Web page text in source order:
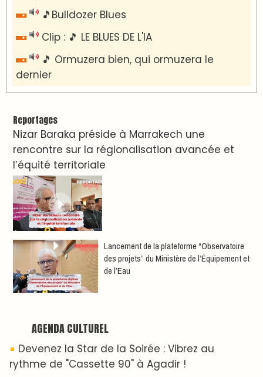
🎵Bulldozer Blues
Clip : 🎵 LE BLUES DE L'IA
🎵 Ormuzera bien, qui ormuzera le
dernier
Reportages
Nizar Baraka préside à Marrakech une
rencontre sur la régionalisation avancée et
l’équité territoriale
​Lancement de la plateforme “Observatoire
des projets” du Ministère de l’Équipement et
de l’Eau
AGENDA CULTUREL
Devenez la Star de la Soirée : Vibrez au
rythme de "Cassette 90" à Agadir !